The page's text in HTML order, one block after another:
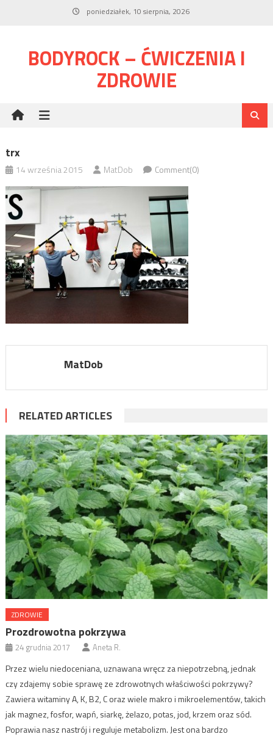
poniedziałek, 10 sierpnia, 2026
BODYROCK – ĆWICZENIA I
ZDROWIE
trx
14 września 2015 MatDob Comment(0)
MatDob
RELATED ARTICLES
ZDROWIE
Prozdrowotna pokrzywa
24 grudnia 2017 Aneta R.
Przez wielu niedoceniana, uznawana wręcz za niepotrzebną, jednak
czy zdajemy sobie sprawę ze zdrowotnych właściwości pokrzywy?
Zawiera witaminy A, K, B2, C oraz wiele makro i mikroelementów, takich
jak magnez, fosfor, wapń, siarkę, żelazo, potas, jod, krzem oraz sód.
Poprawia nasz nastrój i reguluje metabolizm. Jest ona bardzo